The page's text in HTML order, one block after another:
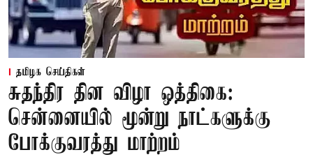
தமிழக செய்திகள்
சுதந்திர தின விழா ஒத்திகை:
சென்னையில் மூன்று நாட்களுக்கு
போக்குவரத்து மாற்றம்